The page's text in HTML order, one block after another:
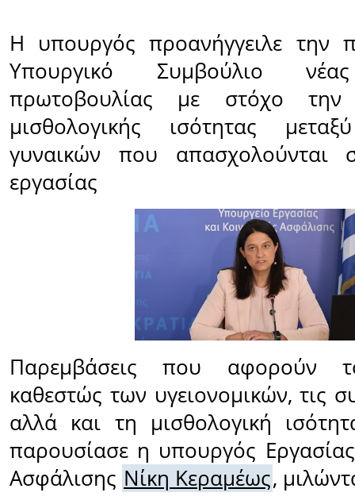
Η υπουργός προανήγγειλε την
Υπουργικό Συμβούλιο νέας
πρωτοβουλίας με στόχο την
μισθολογικής ισότητας
γυναικών που απασχολούνται
εργασίας
Παρεμβάσεις που αφορούν
καθεστώς των υγειονομικών, τις
αλλά και τη μισθολογική
παρουσίασε η υπουργός
Ασφάλισης Νίκη Κεραμέως,